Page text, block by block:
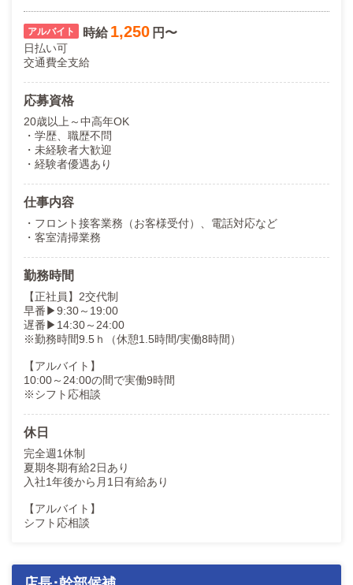
時給 1,250 円〜
日払い可
交通費全支給
応募資格
20歳以上～中高年OK
・学歴、職歴不問
・未経験者大歓迎
・経験者優遇あり
仕事内容
・フロント接客業務（お客様受付）、電話対応など
・客室清掃業務
勤務時間
【正社員】2交代制
早番▶9:30～19:00
遅番▶14:30～24:00
※勤務時間9.5ｈ（休憩1.5時間/実働8時間）
【アルバイト】
10:00～24:00の間で実働9時間
※シフト応相談
休日
完全週1休制
夏期冬期有給2日あり
入社1年後から月1日有給あり
【アルバイト】
シフト応相談